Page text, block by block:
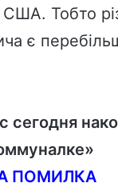
Тобто
є
сегодня
ПОМИЛКА